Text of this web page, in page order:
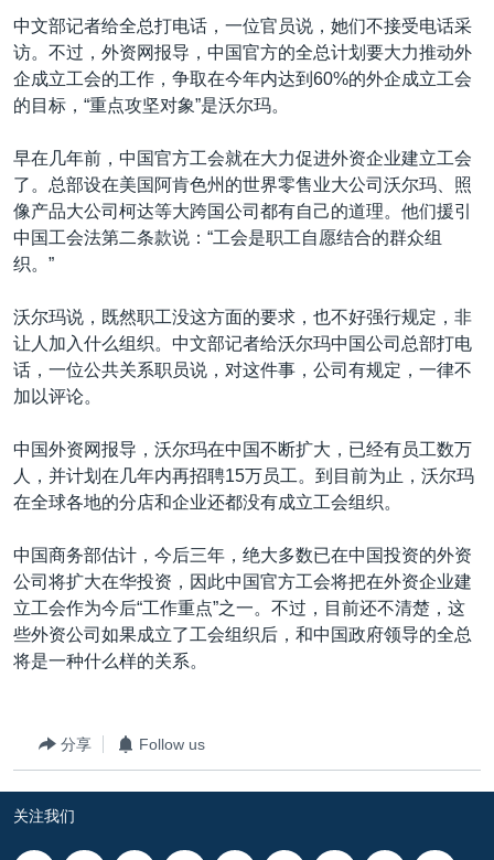
中文部记者给全总打电话，一位官员说，她们不接受电话采
访。不过，外资网报导，中国官方的全总计划要大力推动外
企成立工会的工作，争取在今年内达到60%的外企成立工会
的目标，“重点攻坚对象”是沃尔玛。
早在几年前，中国官方工会就在大力促进外资企业建立工会
了。总部设在美国阿肯色州的世界零售业大公司沃尔玛、照
像产品大公司柯达等大跨国公司都有自己的道理。他们援引
中国工会法第二条款说：“工会是职工自愿结合的群众组
织。”
沃尔玛说，既然职工没这方面的要求，也不好强行规定，非
让人加入什么组织。中文部记者给沃尔玛中国公司总部打电
话，一位公共关系职员说，对这件事，公司有规定，一律不
加以评论。
中国外资网报导，沃尔玛在中国不断扩大，已经有员工数万
人，并计划在几年内再招聘15万员工。到目前为止，沃尔玛
在全球各地的分店和企业还都没有成立工会组织。
中国商务部估计，今后三年，绝大多数已在中国投资的外资
公司将扩大在华投资，因此中国官方工会将把在外资企业建
立工会作为今后“工作重点”之一。不过，目前还不清楚，这
些外资公司如果成立了工会组织后，和中国政府领导的全总
将是一种什么样的关系。
分享 Follow us
关注我们